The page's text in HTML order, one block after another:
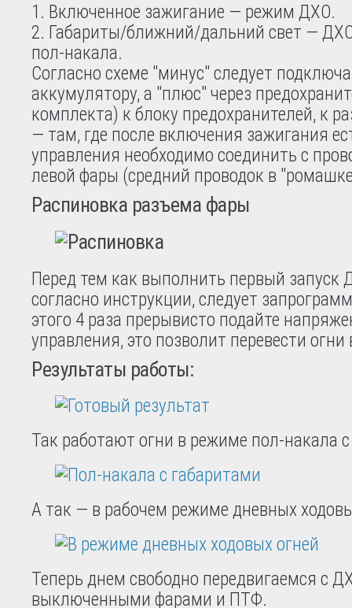
Включенное зажигание — режим ДХО.
Габариты/ближний/дальний свет —
пол-накала.
Согласно схеме "минус" следует
аккумулятору, а "плюс" через
комплекта) к блоку предохранителей, к
— там, где после включения зажигания
управления необходимо соединить с
левой фары (средний проводок в
Распиновка разъема фары
Перед тем как выполнить первый запуск
согласно инструкции, следует
этого 4 раза прерывисто подайте
управления, это позволит перевести
Результаты работы:
Так работают огни в режиме пол-накала
А так — в рабочем режиме дневных
Теперь днем свободно передвигаемся с
выключенными фарами и ПТФ.